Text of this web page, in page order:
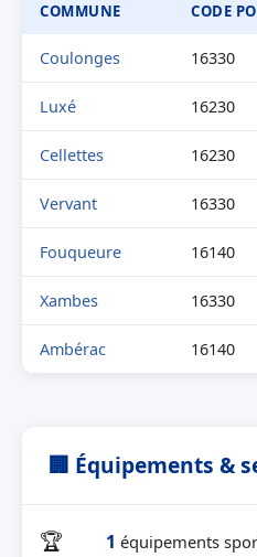
COMMUNE CODE
Coulonges 16330
Luxé 16230
Cellettes 16230
Vervant 16330
Fouqueure 16140
Xambes 16330
Ambérac 16140
🏢 Équipements &
🏆 1 équipements